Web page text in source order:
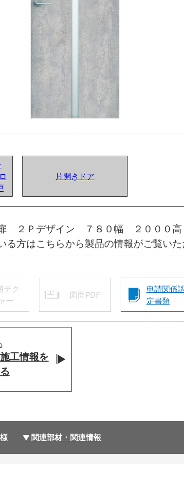
片開きドア
２Ｐデザイン ７８０幅 ２０００
方はこちらから製品の情報がご覧い
テク
ー
図面PDF
申請関係
定書類
工情報を
関連部材・関連情報